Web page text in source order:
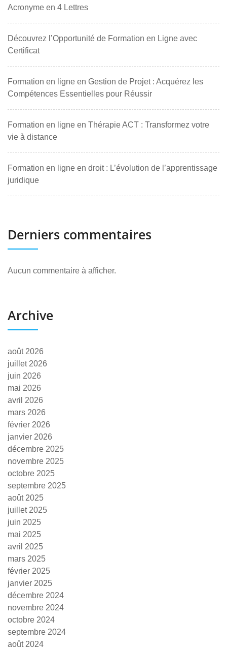
Acronyme en 4 Lettres
Découvrez l’Opportunité de Formation en Ligne avec
Certificat
Formation en ligne en Gestion de Projet : Acquérez les
Compétences Essentielles pour Réussir
Formation en ligne en Thérapie ACT : Transformez votre
vie à distance
Formation en ligne en droit : L’évolution de l’apprentissage
juridique
Derniers commentaires
Aucun commentaire à afficher.
Archive
août 2026
juillet 2026
juin 2026
mai 2026
avril 2026
mars 2026
février 2026
janvier 2026
décembre 2025
novembre 2025
octobre 2025
septembre 2025
août 2025
juillet 2025
juin 2025
mai 2025
avril 2025
mars 2025
février 2025
janvier 2025
décembre 2024
novembre 2024
octobre 2024
septembre 2024
août 2024